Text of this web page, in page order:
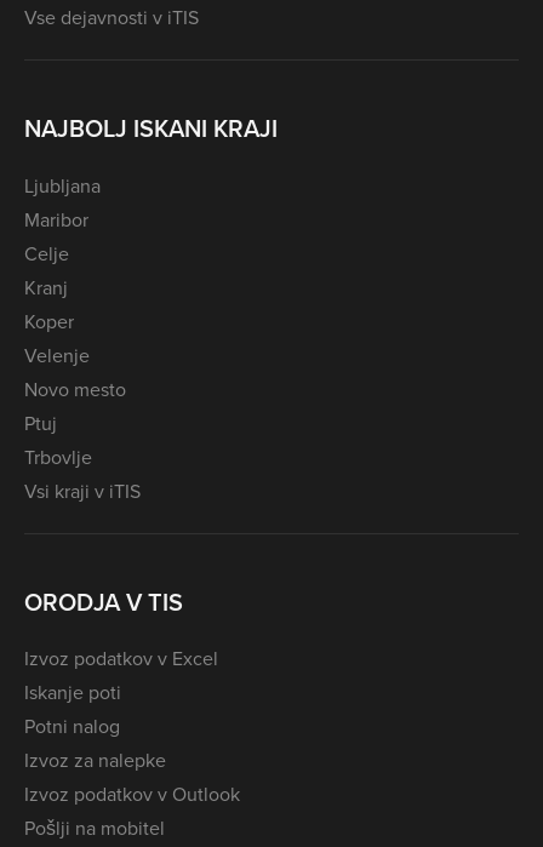
Vse dejavnosti v iTIS
NAJBOLJ ISKANI KRAJI
Ljubljana
Maribor
Celje
Kranj
Koper
Velenje
Novo mesto
Ptuj
Trbovlje
Vsi kraji v iTIS
ORODJA V TIS
Izvoz podatkov v Excel
Iskanje poti
Potni nalog
Izvoz za nalepke
Izvoz podatkov v Outlook
Pošlji na mobitel